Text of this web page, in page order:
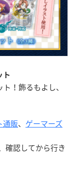
ト
！飾るもよし、
通販、 ゲーマーズ
確認してから行き